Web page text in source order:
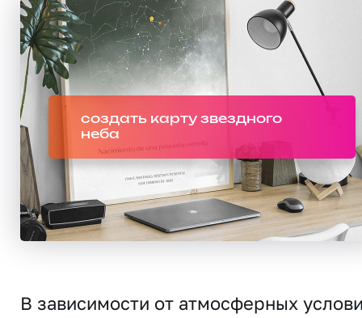
создать карту звездного
неба
В зависимости от атмосферных